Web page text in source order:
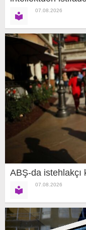
07.08.2026
ABŞ-da istehlakçı
07.08.2026